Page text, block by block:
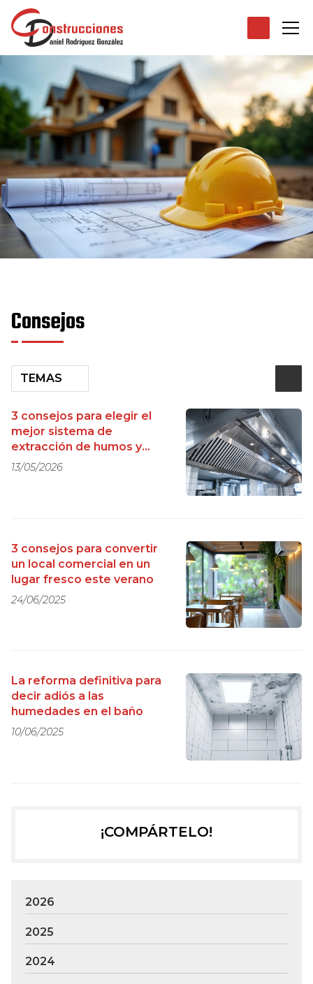
Consejos
TEMAS
3 consejos para elegir el
mejor sistema de
extracción de humos y
olores
13/05/2026
3 consejos para convertir
un local comercial en un
lugar fresco este verano
24/06/2025
La reforma definitiva para
decir adiós a las
humedades en el baño
10/06/2025
¡COMPÁRTELO!
2026
2025
2024